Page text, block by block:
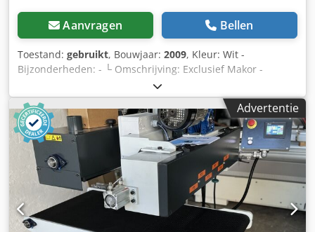
Aanvragen Bellen
Toestand: gebruikt, Bouwjaar: 2009, Kleur: Wit -
Bijzonderheden: - └ Omschrijving: Exclusief Makor -
Bouwjaar: 2009 - Documentatie aanwezig: Ja - CE
markering aanwezig: Ja - CE certificaat aanwezig: Nee -
Serienummer: MKR30029343 - Rail aanwezig: Nee
Financiële informatie BTW: De getoonde prijs is exclusief
BTW BTW/marge: BTW verrekenbaar voor ondernemers
Levering en inruil altijd mogelijk van alles in de industriële
sectoren Yorick Diebels Crsdpfewnh I Eox Aftof
Advertentie